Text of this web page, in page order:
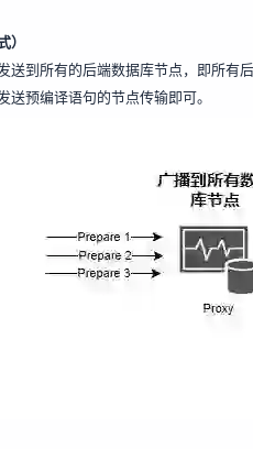
送到所有的后端数据库节点，即所有
预编译语句的节点传输即可。